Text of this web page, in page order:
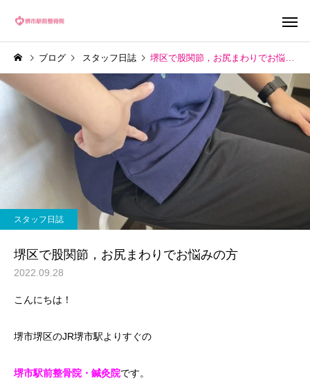
ブログ スタッフ日誌 堺区で股関節，お尻まわりでお悩みの方
スタッフ日誌
堺区で股関節，お尻まわりでお悩みの方
2022.09.28
こんにちは！
堺市堺区のJR堺市駅よりすぐの
堺市駅前整骨院・鍼灸院です。